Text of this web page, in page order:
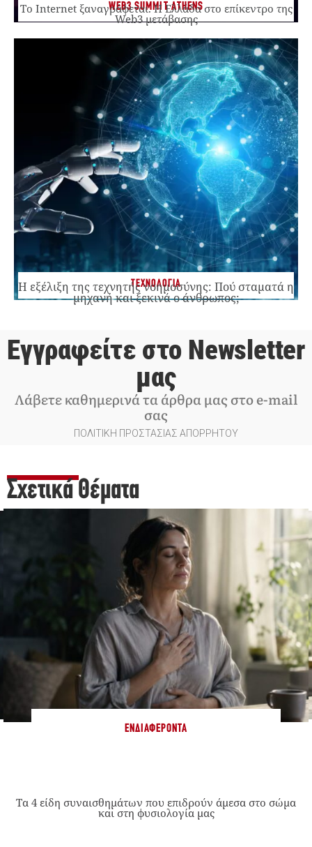
WEB3 SUMMIT ATHENS
Το Internet ξαναγράφεται. Η Ελλάδα στο επίκεντρο της
Web3 μετάβασης
ΤΕΧΝΟΛΟΓΙΑ
Η εξέλιξη της τεχνητής νοημοσύνης: Πού σταματά η
μηχανή και ξεκινά ο άνθρωπος;
Εγγραφείτε στο Newsletter
μας
Λάβετε καθημερινά τα άρθρα μας στο e-mail
σας
ΠΟΛΙΤΙΚΗ ΠΡΟΣΤΑΣΙΑΣ ΑΠΟΡΡΗΤΟΥ
Σχετικά Θέματα
ΕΝΔΙΑΦΈΡΟΝΤΑ
Τα 4 είδη συναισθημάτων που επιδρούν άμεσα στο σώμα
και στη φυσιολογία μας